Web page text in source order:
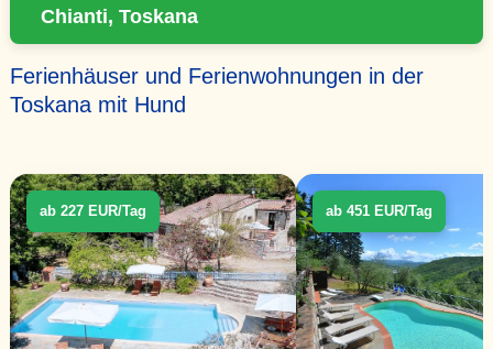
Chianti, Toskana
Ferienhäuser und Ferienwohnungen in der
Toskana mit Hund
ab 227 EUR/Tag ab 451 EUR/Tag